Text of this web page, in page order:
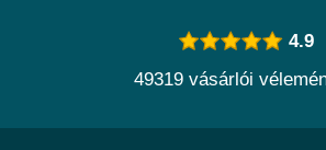
4.9
49319 vásárlói